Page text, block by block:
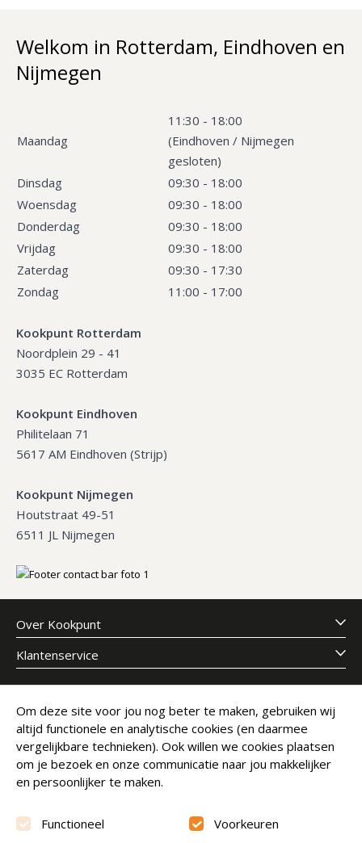
Welkom in Rotterdam, Eindhoven en
Nijmegen
Maandag
11:30 - 18:00
(Eindhoven / Nijmegen
gesloten)
Dinsdag
09:30 - 18:00
Woensdag
09:30 - 18:00
Donderdag
09:30 - 18:00
Vrijdag
09:30 - 18:00
Zaterdag
09:30 - 17:30
Zondag
11:00 - 17:00
Kookpunt Rotterdam
Noordplein 29 - 41
3035 EC Rotterdam
Kookpunt Eindhoven
Philitelaan 71
5617 AM Eindhoven (Strijp)
Kookpunt Nijmegen
Houtstraat 49-51
6511 JL Nijmegen
Over Kookpunt
Klantenservice
Meld je aan voor onze nieuwsbrief
E-mailadres
Abonneer
Om deze site voor jou nog beter te maken, gebruiken wij
altijd functionele en analytische cookies (en daarmee
vergelijkbare technieken). Ook willen we cookies plaatsen
om je bezoek en onze communicatie naar jou makkelijker
en persoonlijker te maken.
Functioneel Voorkeuren